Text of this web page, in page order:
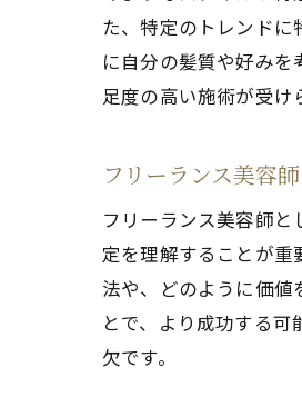
た、特定のトレンド
に自分の髪質や好み
足度の高い施術が受け
フリーランス美容
フリーランス美容師
定を理解することが重
法や、どのように価
とで、より成功する
欠です。